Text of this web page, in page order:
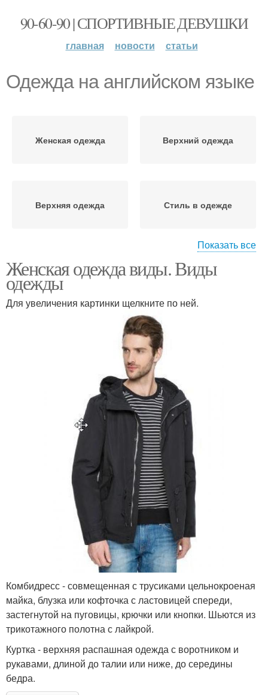
90-60-90 | СПОРТИВНЫЕ ДЕВУШКИ
главная новости статьи
Одежда на английском языке
Женская одежда Верхний одежда
Верхняя одежда Стиль в одежде
Современная одежда Язык с переводом
Одежды на английском
Одежды для мужчин
Показать все
Женская одежда виды. Виды
одежды
Для увеличения картинки щелкните по ней.
Комбидресс - совмещенная с трусиками цельнокроеная
майка, блузка или кофточка с ластовицей спереди,
застегнутой на пуговицы, крючки или кнопки. Шьются из
трикотажного полотна с лайкрой.
Куртка - верхняя распашная одежда с воротником и
рукавами, длиной до талии или ниже, до середины
бедра.